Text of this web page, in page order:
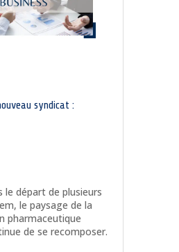
syndicat :
le départ de plusieurs
le paysage de la
pharmaceutique
de se recomposer.